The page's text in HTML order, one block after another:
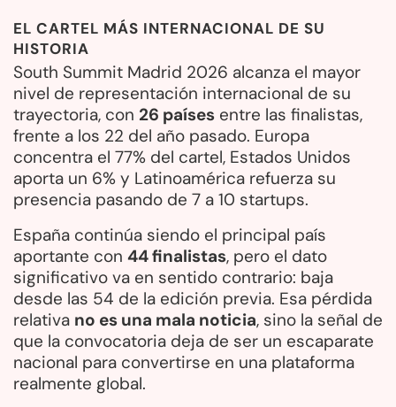
EL CARTEL MÁS INTERNACIONAL DE SU
HISTORIA
South Summit Madrid 2026 alcanza el mayor
nivel de representación internacional de su
trayectoria, con 26 países entre las finalistas,
frente a los 22 del año pasado. Europa
concentra el 77% del cartel, Estados Unidos
aporta un 6% y Latinoamérica refuerza su
presencia pasando de 7 a 10 startups.
España continúa siendo el principal país
aportante con 44 finalistas, pero el dato
significativo va en sentido contrario: baja
desde las 54 de la edición previa. Esa pérdida
relativa no es una mala noticia, sino la señal de
que la convocatoria deja de ser un escaparate
nacional para convertirse en una plataforma
realmente global.